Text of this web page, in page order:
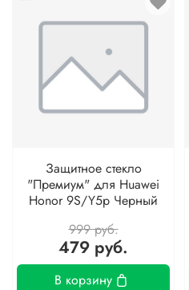
Защитное стекло
"Премиум" для Huawei
Honor 9S/Y5p Черный
999 руб.
479 руб.
В корзину